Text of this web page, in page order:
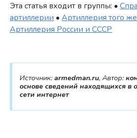
Эта статья входит в группы: •
артиллерии •Артиллерия того
Артиллерия России и СССР
Источник: armedman.ru, Автор:
основе сведений находящихся в
сети интернет